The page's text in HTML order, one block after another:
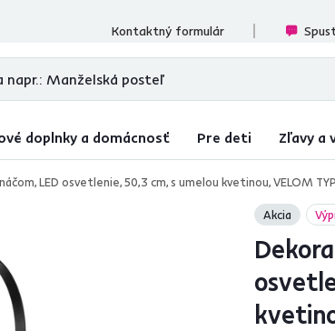
Kontaktný formulár
doplnky a domácnosť Pre deti Zľavy a
LED osvetlenie, 50,3 cm, s umelou kvetinou, VELOM
Akcia